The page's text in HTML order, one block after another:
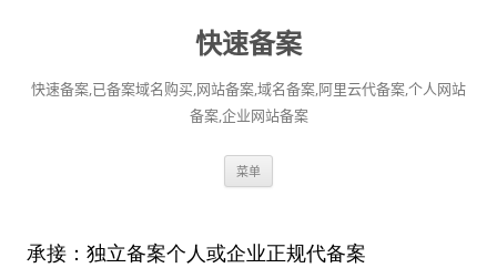
快速备案
快速备案,已备案域名购买,网站备案,域名备案,阿里云代备案,个人网站
备案,企业网站备案
菜单